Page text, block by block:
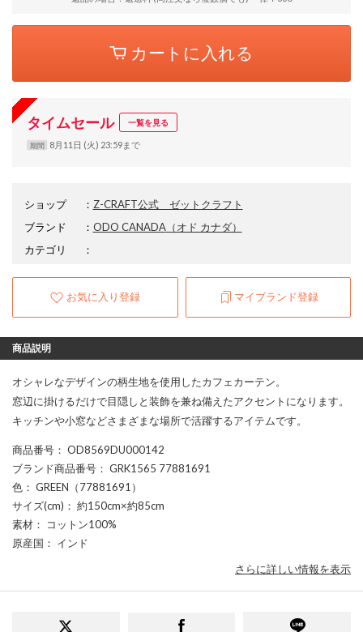
カートに入れる
タイムセール 一覧を見る
期間 8月11日 (火) 23:59まで
ショップ ： Z-CRAFT公式 ゼットクラフト
ブランド
： ODO CANADA（オド カナダ）
カテゴリ
：
お気に入り登録 マイブランド登録
商品説明
オシャレなデザインの柄生地を使用したカフェカーテン。
窓辺に掛けるだけで目隠しと装飾を兼ね備えたアクセントになります。
キッチンや小窓などさまざまな場所で活躍するアイテムです。
商品番号 ： OD8569DU000142
ブランド商品番号 ： GRK1565 77881691
色 ： GREEN（77881691）
サイズ(cm) ： 約150cm×約85cm
素材 ： コットン100%
原産国 ： インド
さらに詳しい情報を表示